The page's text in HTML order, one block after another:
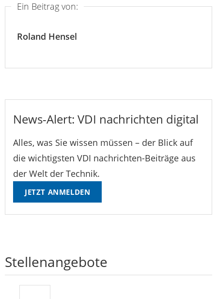
Ein Beitrag von:
Roland Hensel
News-Alert: VDI nachrichten digital
Alles, was Sie wissen müssen – der Blick auf
die wichtigsten VDI nachrichten-Beiträge aus
der Welt der Technik.
JETZT ANMELDEN
Stellenangebote